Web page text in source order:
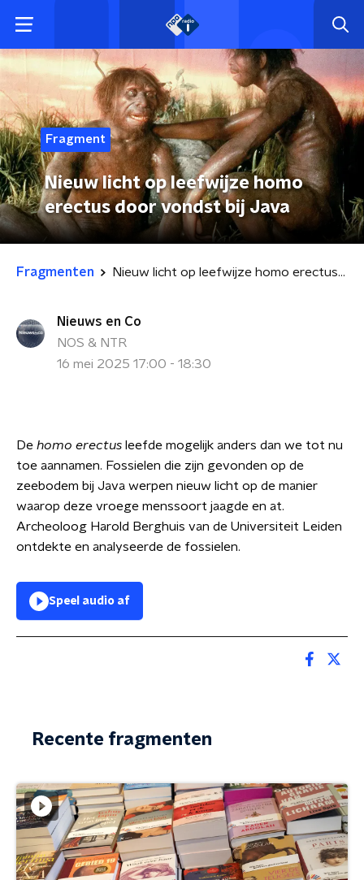
Fragment
Nieuw licht op leefwijze homo
erectus door vondst bij Java
Fragmenten Nieuw licht op leefwijze homo erectus door vondst bij Java
Nieuws en Co
NOS & NTR
16 mei 2025 17:00 - 18:30
De homo erectus leefde mogelijk anders dan we tot nu
toe aannamen. Fossielen die zijn gevonden op de
zeebodem bij Java werpen nieuw licht op de manier
waarop deze vroege menssoort jaagde en at.
Archeoloog Harold Berghuis van de Universiteit Leiden
ontdekte en analyseerde de fossielen.
Speel audio af
Recente fragmenten